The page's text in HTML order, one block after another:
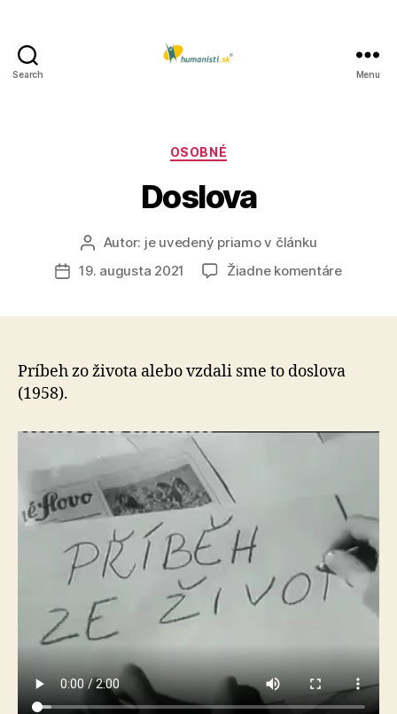
Search Menu
Kategórie
OSOBNÉ
Doslova
Autor
článku
Autor: je uvedený priamo v článku
Dátum
19. augusta 2021 Žiadne komentárena
Príbeh zo života alebo vzdali sme to doslova
(1958).